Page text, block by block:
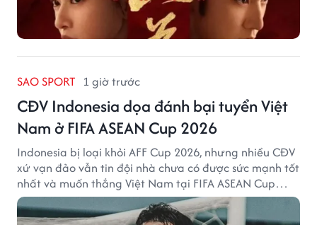
SAO SPORT 1 giờ trước
CĐV Indonesia dọa đánh bại tuyển Việt
Nam ở FIFA ASEAN Cup 2026
Indonesia bị loại khỏi AFF Cup 2026, nhưng nhiều CĐV
xứ vạn đảo vẫn tin đội nhà chưa có được sức mạnh tốt
nhất và muốn thắng Việt Nam tại FIFA ASEAN Cup
2026.